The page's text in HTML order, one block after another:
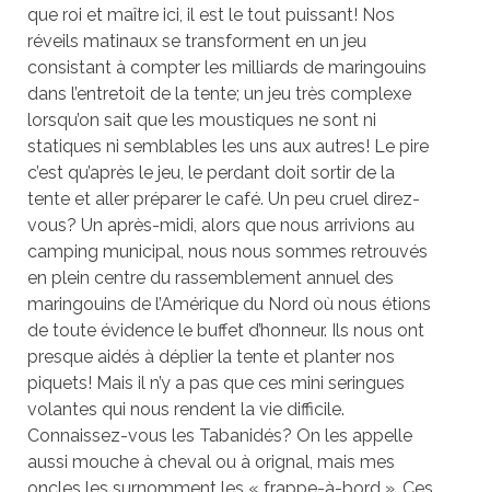
que roi et maître ici, il est le tout puissant! Nos
réveils matinaux se transforment en un jeu
consistant à compter les milliards de maringouins
dans l’entretoit de la tente; un jeu très complexe
lorsqu’on sait que les moustiques ne sont ni
statiques ni semblables les uns aux autres! Le pire
c’est qu’après le jeu, le perdant doit sortir de la
tente et aller préparer le café. Un peu cruel direz-
vous? Un après-midi, alors que nous arrivions au
camping municipal, nous nous sommes retrouvés
en plein centre du rassemblement annuel des
maringouins de l’Amérique du Nord où nous étions
de toute évidence le buffet d’honneur. Ils nous ont
presque aidés à déplier la tente et planter nos
piquets! Mais il n’y a pas que ces mini seringues
volantes qui nous rendent la vie difficile.
Connaissez-vous les Tabanidés? On les appelle
aussi mouche à cheval ou à orignal, mais mes